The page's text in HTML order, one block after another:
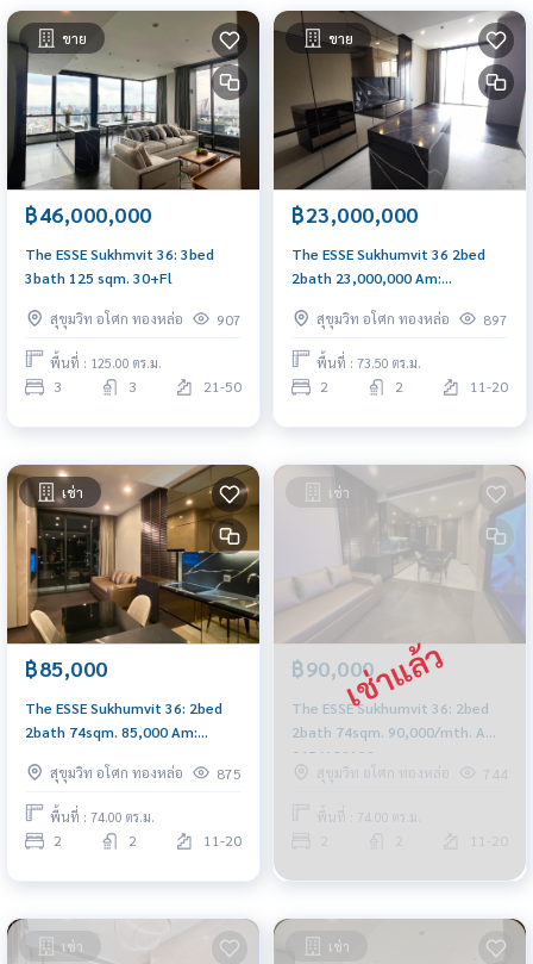
ขาย
฿46,000,000
The ESSE Sukhmvit 36: 3bed
3bath 125 sqm. 30+Fl
สุขุมวิท อโศก ทองหล่อ 907
พื้นที่ : 125.00 ตร.ม.
3 3 21-50
ขาย
฿23,000,000
The ESSE Sukhumvit 36 2bed
2bath 23,000,000 Am:
สุขุมวิท อโศก ทองหล่อ
897
พื้นที่ : 73.50 ตร.ม.
2 2 11-20
เช่า
฿85,000
The ESSE Sukhumvit 36: 2bed
2bath 74sqm. 85,000 Am:
สุขุมวิท อโศก ทองหล่อ
875
พื้นที่ : 74.00 ตร.ม.
2 2 11-20
เช่า
฿90,000
The ESSE Sukhumvit 36: 2bed
2bath 74sqm. 90,000/mth. Am:
0656199198
สุขุมวิท อโศก ทองหล่อ
744
พื้นที่ : 74.00 ตร.ม.
11-20
เช่า เช่า